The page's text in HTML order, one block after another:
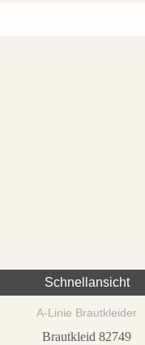
Schnellansicht
A-Linie Brautkleider
Brautkleid 82749